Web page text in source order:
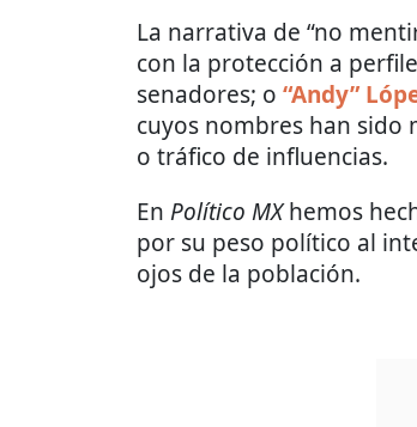
La narrativa de “no
con la protección a
senadores; o “Andy”
cuyos nombres han sido
o tráfico de influencias.
En Político MXhemos
por su peso político al
ojos de la población.